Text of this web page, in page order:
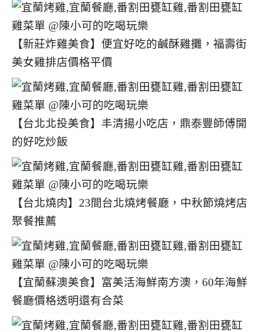
【新莊炸雞美食】便宜好吃的鹹酥雞攤，福壽街
美女雞排店價格平價
【台北北投美食】丰清揚小吃店，鼎泰豐師傅開
的好吃炒飯
【台北燒肉】23間台北燒烤餐廳，中秋節燒烤店
聚餐推薦
【宜蘭蘇澳美食】富美活海鮮南方澳，60年海鮮
餐廳價格透明還有合菜